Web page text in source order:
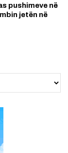
pushimeve në
jetën në